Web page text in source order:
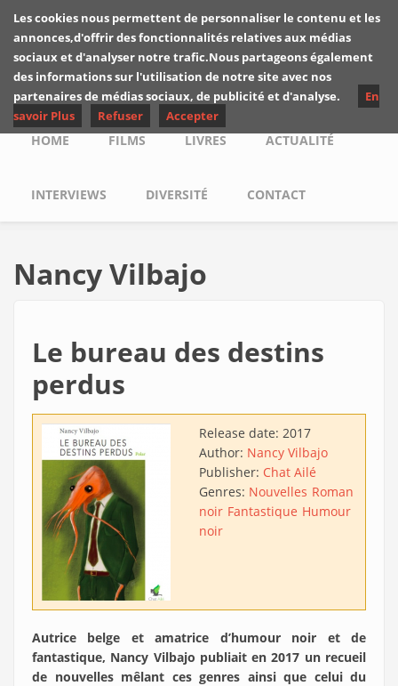
Skip to main content
Les critiques de
Yuyine
Main menu
HOME FILMS LIVRES ACTUALITÉ
INTERVIEWS DIVERSITÉ CONTACT
Nancy Vilbajo
Le bureau des destins
perdus
Release date: 2017
Author: Nancy Vilbajo
Publisher: Chat Ailé
Genres: Nouvelles Roman
noir Fantastique Humour
noir
Autrice belge et amatrice d’humour noir et de
fantastique, Nancy Vilbajo publiait en 2017 un recueil
de nouvelles mêlant ces genres ainsi que celui du
Les cookies nous permettent de personnaliser le contenu et les
annonces,d'offrir des fonctionnalités relatives aux médias
sociaux et d'analyser notre trafic.Nous partageons également
des informations sur l'utilisation de notre site avec nos
partenaires de médias sociaux, de publicité et d'analyse.
En
savoir Plus
Refuser Accepter